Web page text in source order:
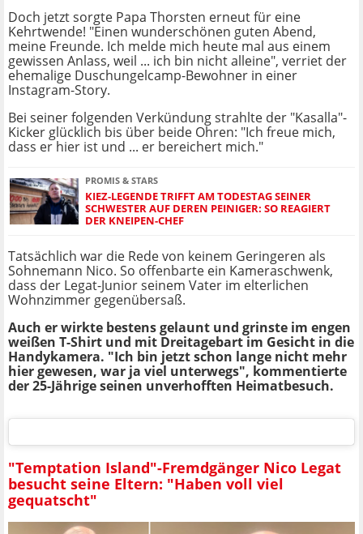
Doch jetzt sorgte Papa Thorsten erneut für eine
Kehrtwende! "Einen wunderschönen guten Abend,
meine Freunde. Ich melde mich heute mal aus einem
gewissen Anlass, weil ... ich bin nicht alleine", verriet der
ehemalige Duschungelcamp-Bewohner in einer
Instagram-Story.
Bei seiner folgenden Verkündung strahlte der "Kasalla"-
Kicker glücklich bis über beide Ohren: "Ich freue mich,
dass er hier ist und ... er bereichert mich."
PROMIS & STARS
KIEZ-LEGENDE TRIFFT AM TODESTAG SEINER
SCHWESTER AUF DEREN PEINIGER: SO REAGIERT
DER KNEIPEN-CHEF
Tatsächlich war die Rede von keinem Geringeren als
Sohnemann Nico. So offenbarte ein Kameraschwenk,
dass der Legat-Junior seinem Vater im elterlichen
Wohnzimmer gegenübersaß.
Auch er wirkte bestens gelaunt und grinste im engen
weißen T-Shirt und mit Dreitagebart im Gesicht in die
Handykamera. "Ich bin jetzt schon lange nicht mehr
hier gewesen, war ja viel unterwegs", kommentierte
der 25-Jährige seinen unverhofften Heimatbesuch.
"Temptation Island"-Fremdgänger Nico Legat
besucht seine Eltern: "Haben voll viel
gequatscht"